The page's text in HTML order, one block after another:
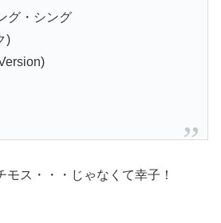
グ・シング
)
モス・・・じゃなくて幸子！